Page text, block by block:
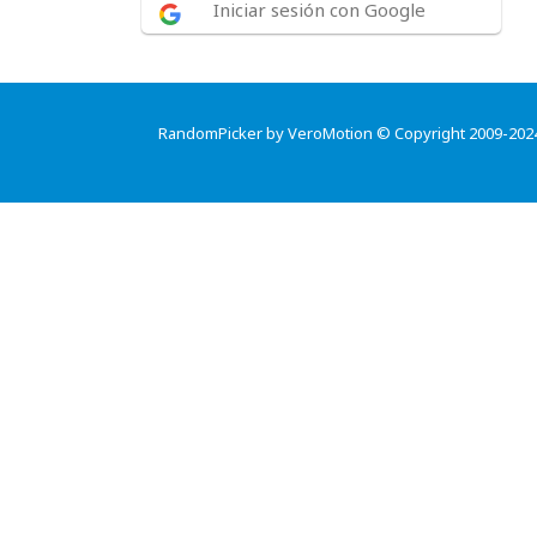
Iniciar sesión con Google
RandomPicker by VeroMotion © Copyright 2009-